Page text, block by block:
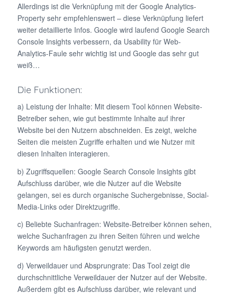
Allerdings ist die Verknüpfung mit der Google Analytics-
Property sehr empfehlenswert – diese Verknüpfung liefert
weiter detaillierte Infos. Google wird laufend Google Search
Console Insights verbessern, da Usability für Web-
Analytics-Faule sehr wichtig ist und Google das sehr gut
weiß…
Die Funktionen:
a) Leistung der Inhalte: Mit diesem Tool können Website-
Betreiber sehen, wie gut bestimmte Inhalte auf ihrer
Website bei den Nutzern abschneiden. Es zeigt, welche
Seiten die meisten Zugriffe erhalten und wie Nutzer mit
diesen Inhalten interagieren.
b) Zugriffsquellen: Google Search Console Insights gibt
Aufschluss darüber, wie die Nutzer auf die Website
gelangen, sei es durch organische Suchergebnisse, Social-
Media-Links oder Direktzugriffe.
c) Beliebte Suchanfragen: Website-Betreiber können sehen,
welche Suchanfragen zu ihren Seiten führen und welche
Keywords am häufigsten genutzt werden.
d) Verweildauer und Absprungrate: Das Tool zeigt die
durchschnittliche Verweildauer der Nutzer auf der Website.
Außerdem gibt es Aufschluss darüber, wie relevant und